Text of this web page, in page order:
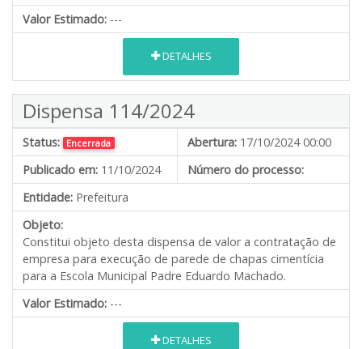
Valor Estimado: ---
DETALHES
Dispensa 114/2024
Status: Encerrada Abertura: 17/10/2024 00:00
Publicado em: 11/10/2024
Número do processo:
Entidade: Prefeitura
Objeto:
Constitui objeto desta dispensa de valor a contratação de
empresa para execução de parede de chapas cimentícia
para a Escola Municipal Padre Eduardo Machado.
Valor Estimado: ---
DETALHES